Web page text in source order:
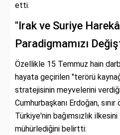
etti.
"Irak ve Suriye
Paradigmamızı
Özellikle 15 Temmuz hain
hayata geçirilen "terörü
stratejisinin meyvelerini
Cumhurbaşkanı Erdoğan,
Türkiye'nin bağımsızlık
mühürlediğini belirtti: